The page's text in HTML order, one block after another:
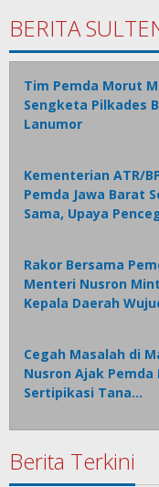
BERITA
Tim Pemda Morut
Sengketa Pilkades
Lanumor
Kementerian ATR/
Pemda Jawa Barat
Sama, Upaya
Rakor Bersama
Menteri Nusron
Kepala Daerah
Cegah Masalah di
Nusron Ajak Pemda
Sertipikasi Tana…
Berita Terkini